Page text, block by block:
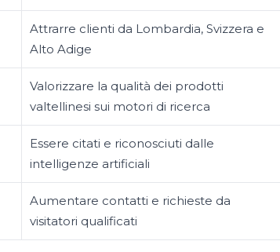
Attrarre clienti da Lombardia, Svizzera e
Alto Adige
Valorizzare la qualità dei prodotti
valtellinesi sui motori di ricerca
Essere citati e riconosciuti dalle
intelligenze artificiali
Aumentare contatti e richieste da
visitatori qualificati